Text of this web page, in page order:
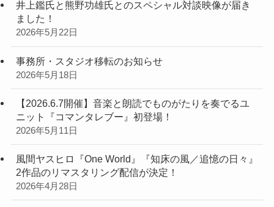
井上鑑氏と熊野功雄氏とのスペシャル対談映像が届き
ました！
2026年5月22日
事務所・スタジオ移転のお知らせ
2026年5月18日
【2026.6.7開催】音楽と朗読でものがたりを奏でるユ
ニット『コマンタレブー』初登場！
2026年5月11日
風間ヤスヒロ『One World』『知床の風／追憶の日々』
2作品のリマスタリング配信が決定！
2026年4月28日